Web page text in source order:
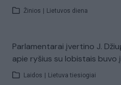
Žinios | Lietuvos diena
Parlamentarai įvertino J.
apie ryšius su lobistais buvo
Laidos | Lietuva tiesiogiai